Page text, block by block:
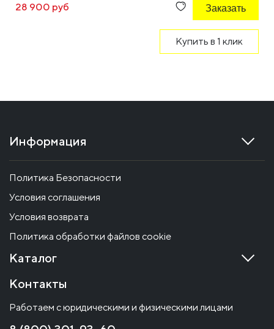
28 900 руб Заказать
Купить в 1 клик
Информация
Политика Безопасности
Условия соглашения
Условия возврата
Политика обработки файлов cookie
Каталог
Контакты
Работаем с юридическими и физическими лицами